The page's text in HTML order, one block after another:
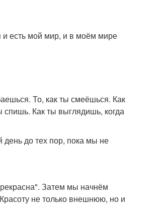
и есть мой мир, и в моём мире
То, как ты смеёшься. Как
спишь. Как ты выглядишь, когда
день до тех пор, пока мы не
Затем мы начнём
не только внешнюю, но и